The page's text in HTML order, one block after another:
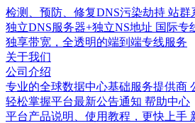
检测、预防、修复DNS污染劫持 站群
独立DNS服务器+独立NS地址 国际专
独享带宽，全透明的端到端专线服务
关于我们
公司介绍
专业的全球数据中心基础服务提供商
轻松掌握平台最新公告通知 帮助中心
平台产品说明、使用教程，更快上手